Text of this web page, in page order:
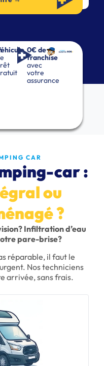
0€ de
franchise
avec
votre
assurance
CAR
car :
ou
?
Infiltration dʼeau
pare-brise?
réparable, il faut le
Nos techniciens
arrivée, sans frais.